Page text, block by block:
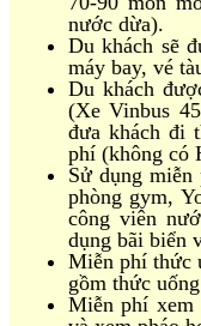
nước dừa).
Du khách sẽ
máy bay, vé
Du khách
(Xe Vinbus
đưa khách đi
phí (không có
Sử dụng miễn
phòng gym,
công viên
dụng bãi biển
Miễn phí thức
gồm thức
Miễn phí xem